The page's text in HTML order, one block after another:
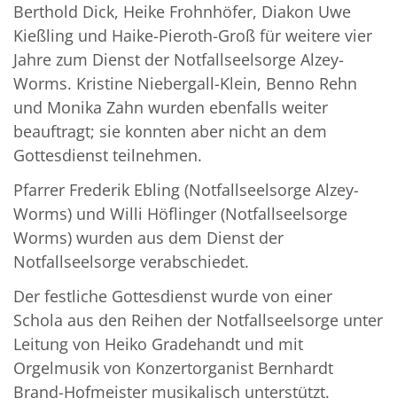
Berthold Dick, Heike Frohnhöfer, Diakon Uwe
Kießling und Haike-Pieroth-Groß für weitere vier
Jahre zum Dienst der Notfallseelsorge Alzey-
Worms. Kristine Niebergall-Klein, Benno Rehn
und Monika Zahn wurden ebenfalls weiter
beauftragt; sie konnten aber nicht an dem
Gottesdienst teilnehmen.
Pfarrer Frederik Ebling (Notfallseelsorge Alzey-
Worms) und Willi Höflinger (Notfallseelsorge
Worms) wurden aus dem Dienst der
Notfallseelsorge verabschiedet.
Der festliche Gottesdienst wurde von einer
Schola aus den Reihen der Notfallseelsorge unter
Leitung von Heiko Gradehandt und mit
Orgelmusik von Konzertorganist Bernhardt
Brand-Hofmeister musikalisch unterstützt.